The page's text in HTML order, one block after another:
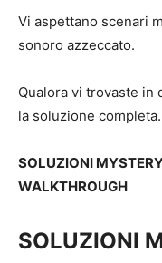
Vi aspettano scenari
sonoro azzeccato.
Qualora vi trovaste
la soluzione completa.
SOLUZIONI
WALKTHROUGH
SOLUZIONI